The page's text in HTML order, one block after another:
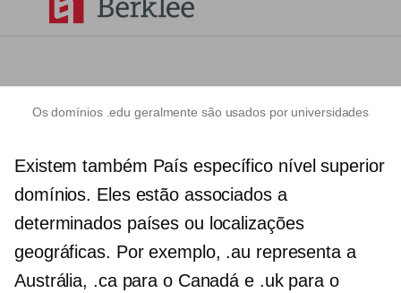
Os domínios .edu geralmente são usados ​​por universidades
Existem também País específico nível superior
domínios. Eles estão associados a
determinados países ou localizações
geográficas. Por exemplo, .au representa a
Austrália, .ca para o Canadá e .uk para o